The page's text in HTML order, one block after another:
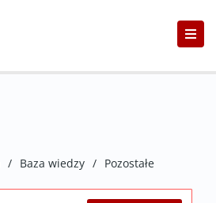
/ Baza wiedzy / Pozostałe